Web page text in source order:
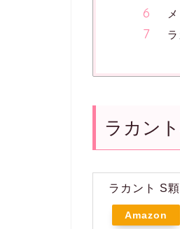
ラカン
ラカント S
Amazon